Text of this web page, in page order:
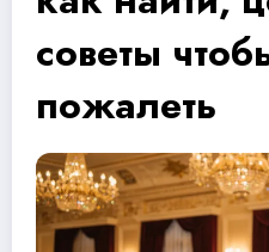
советы
пожалеть